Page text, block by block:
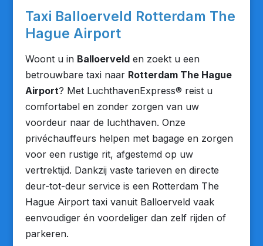
Taxi Balloerveld Rotterdam The
Hague Airport
Woont u in Balloervelden zoekt u een
betrouwbare taxi naar Rotterdam The Hague
Airport? Met LuchthavenExpress® reist u
comfortabel en zonder zorgen van uw
voordeur naar de luchthaven. Onze
privéchauffeurs helpen met bagage en zorgen
voor een rustige rit, afgestemd op uw
vertrektijd. Dankzij vaste tarieven en directe
deur-tot-deur service is een Rotterdam The
Hague Airport taxi vanuit Balloerveld vaak
eenvoudiger én voordeliger dan zelf rijden of
parkeren.